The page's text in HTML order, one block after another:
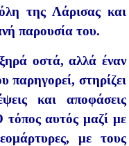
της Λάρισας και
παρουσία του.
οστά, αλλά έναν
παρηγορεί, στηρίζει
και αποφάσεις
τόπος αυτός μαζί με
με τους